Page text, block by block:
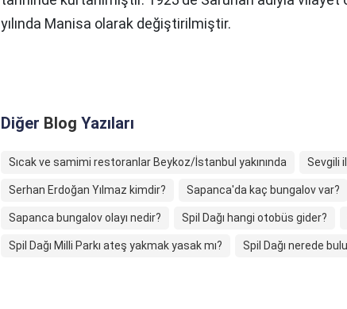
yılında Manisa olarak değiştirilmiştir.
Diğer Blog Yazıları
Sıcak ve samimi restoranlar Beykoz/İstanbul yakınında Sevgili
Serhan Erdoğan Yılmaz kimdir? Sapanca'da kaç bungalov var?
Sapanca bungalov olayı nedir? Spil Dağı hangi otobüs gider?
Spil Dağı Milli Parkı ateş yakmak yasak mı? Spil Dağı nerede